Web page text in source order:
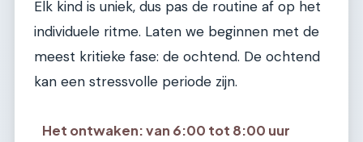
Elk kind is uniek, dus pas de routine af op het
individuele ritme. Laten we beginnen met de
meest kritieke fase: de ochtend. De ochtend
kan een stressvolle periode zijn.
Het ontwaken: van 6:00 tot 8:00 uur